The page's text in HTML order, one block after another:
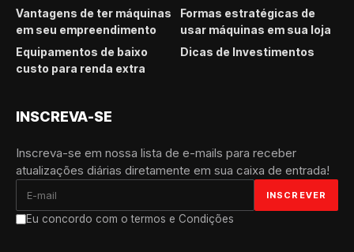
Vantagens de ter máquinas
em seu empreendimento
Formas estratégicas de
usar máquinas em sua loja
Equipamentos de baixo
custo para renda extra
Dicas de Investimentos
INSCREVA-SE
Inscreva-se em nossa lista de e-mails para receber
atualizações diárias diretamente em sua caixa de entrada!
Eu concordo com o termos e Condições